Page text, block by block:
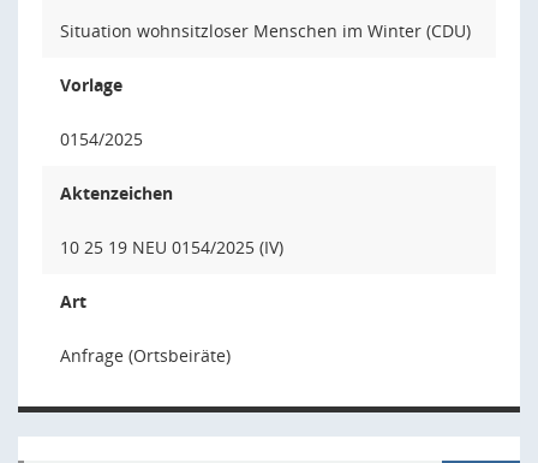
Situation wohnsitzloser Menschen im Winter (CDU)
Vorlage
0154/2025
Aktenzeichen
10 25 19 NEU 0154/2025 (IV)
Art
Anfrage (Ortsbeiräte)